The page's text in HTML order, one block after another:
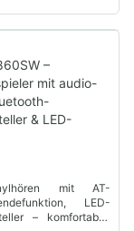
–
mit audio-
& LED-
mit AT-
LED-
– komfortabel,